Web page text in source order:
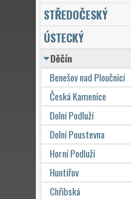
STŘEDOČESKÝ
ÚSTECKÝ
Děčín
Benešov nad Ploučnicí
Česká Kamenice
Dolní Podluží
Dolní Poustevna
Horní Podluží
Huntířov
Chřibská